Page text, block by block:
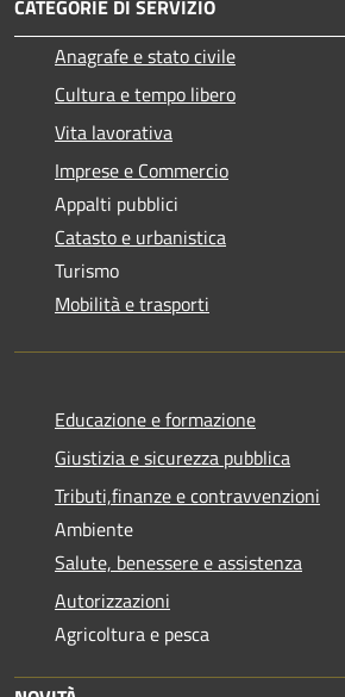
CATEGORIE DI SERVIZIO
Anagrafe e stato civile
Cultura e tempo libero
Vita lavorativa
Imprese e Commercio
Appalti pubblici
Catasto e urbanistica
Turismo
Mobilità e trasporti
Educazione e formazione
Giustizia e sicurezza pubblica
Tributi,finanze e contravvenzioni
Ambiente
Salute, benessere e assistenza
Autorizzazioni
Agricoltura e pesca